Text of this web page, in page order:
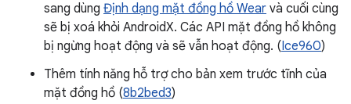
sang dùng Định dạng mặt đồng hồ Wear và cuối cùng
sẽ bị xoá khỏi AndroidX. Các API mặt đồng hồ không
bị ngừng hoạt động và sẽ vẫn hoạt động. (Ice960)
Thêm tính năng hỗ trợ cho bản xem trước tĩnh của
mặt đồng hồ (8b2bed3)